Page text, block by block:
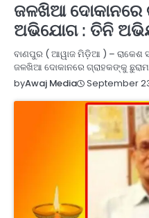
ଜଳଖିଆ ଦୋକାନରେ
ଅଭିଯୋଗ : ତିନି
ବାଣପୁର ( ଆୱାଜ ମିଡ଼ିଆ ) – ରାକେଶ
ଜଳଖିଆ ଦୋକାନରେ ଗ୍ରାହକଙ୍କୁ
byAwaj Media September